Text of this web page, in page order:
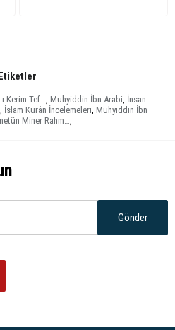
Kerim Tef…, Muhyiddin İbn Arabi, İnsan
, İslam Kurân İncelemeleri, Muhyiddin İbn
Miner Rahm…,
Gönder